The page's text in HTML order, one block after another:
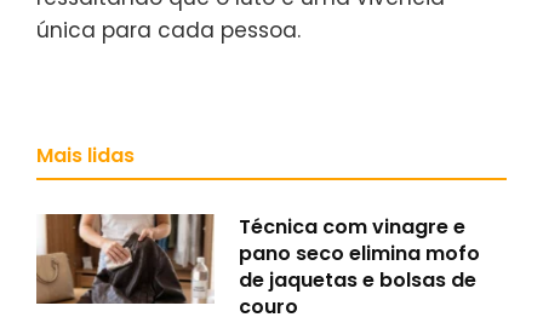
única para cada pessoa.
Mais lidas
Técnica com vinagre e
pano seco elimina mofo
de jaquetas e bolsas de
couro